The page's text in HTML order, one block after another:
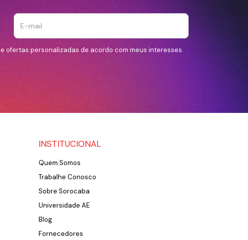
ofertas personalizadas de acordo com meus interesses.
INSTITUCIONAL
Quem Somos
Trabalhe Conosco
Sobre Sorocaba
Universidade AE
Blog
Fornecedores